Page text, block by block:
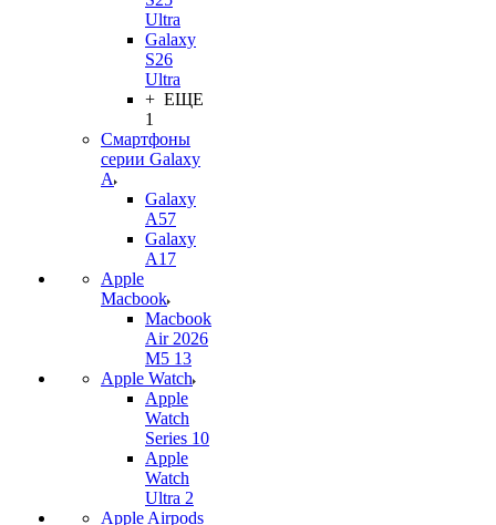
Ultra
Galaxy
S26
Ultra
+ ЕЩЕ
1
Смартфоны
серии Galaxy
A
Galaxy
A57
Galaxy
A17
Apple
Macbook
Macbook
Air 2026
M5 13
Apple Watch
Apple
Watch
Series 10
Apple
Watch
Ultra 2
Apple Airpods